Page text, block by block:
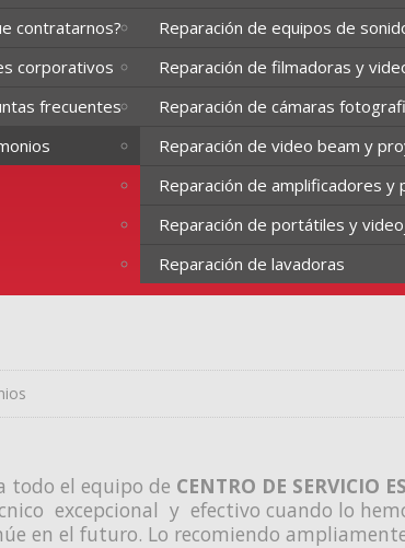
contratarnos?
corporativos
frecuentes
Reparación de equipos de
Reparación de filmadoras y
Reparación de cámaras
Reparación de video beam y
Reparación de amplificadores y
Reparación de portátiles y
Reparación de lavadoras
todo el equipo de CENTRO DE SERVICIO
excepcional y efectivo cuando lo
en el futuro. Lo recomiendo